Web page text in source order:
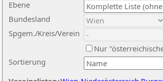
Ebene
Sortierung
Bundesland
Spgem./Kreis/Verein
Nur